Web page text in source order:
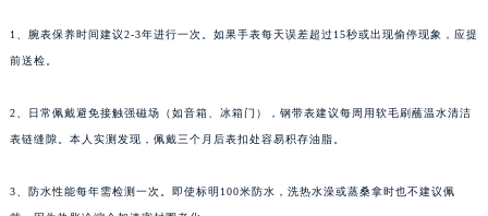
1、腕表保养时间建议2-3年进行一次。如果手表每天误差超过15秒或出现偷停现象，应提
前送检。
2、日常佩戴避免接触强磁场（如音箱、冰箱门），钢带表建议每周用软毛刷蘸温水清洁
表链缝隙。本人实测发现，佩戴三个月后表扣处容易积存油脂。
3、防水性能每年需检测一次。即使标明100米防水，洗热水澡或蒸桑拿时也不建议佩